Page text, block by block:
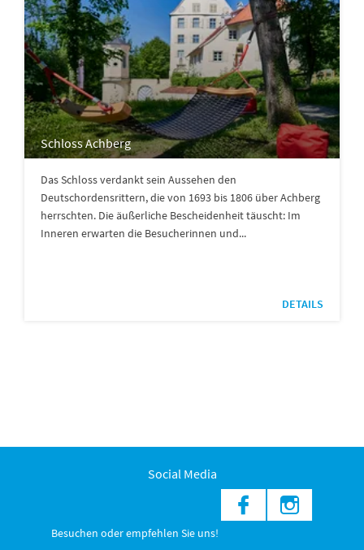
Schloss Achberg
Das Schloss verdankt sein Aussehen den
Deutschordensrittern, die von 1693 bis 1806 über Achberg
herrschten. Die äußerliche Bescheidenheit täuscht: Im
Inneren erwarten die Besucherinnen und...
DETAILS
Social Media
Besuchen oder empfehlen Sie uns!